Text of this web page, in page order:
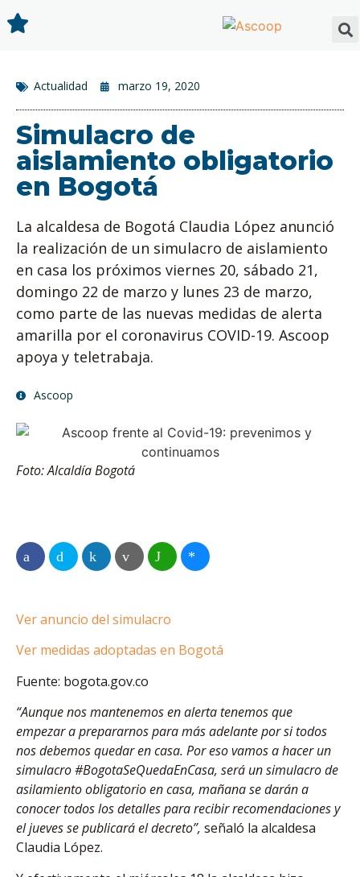
Actualidad marzo 19, 2020
Simulacro de
aislamiento obligatorio
en Bogotá
La alcaldesa de Bogotá Claudia López anunció
la realización de un simulacro de aislamiento
en casa los próximos viernes 20, sábado 21,
domingo 22 de marzo y lunes 23 de marzo,
como parte de las nuevas medidas de alerta
amarilla por el coronavirus COVID-19. Ascoop
apoya y teletrabaja.
Ascoop
Foto: Alcaldía Bogotá
Ver anuncio del simulacro
Ver medidas adoptadas en Bogotá
Fuente: bogota.gov.co
“Aunque nos mantenemos en alerta tenemos que
empezar a prepararnos para más adelante por si todos
nos debemos quedar en casa. Por eso vamos a hacer un
simulacro #BogotaSeQuedaEnCasa, será un simulacro de
asilamiento obligatorio en casa, mañana se darán a
conocer todos los detalles para recibir recomendaciones y
el jueves se publicará el decreto”, señaló la alcaldesa
Claudia López.